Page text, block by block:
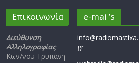
Επικοινωνία
Διεύθυνση
Αλληλογραφίας
Κων/νου Τρυπάνη
e-mail’s
info@radiomastixa.
gr